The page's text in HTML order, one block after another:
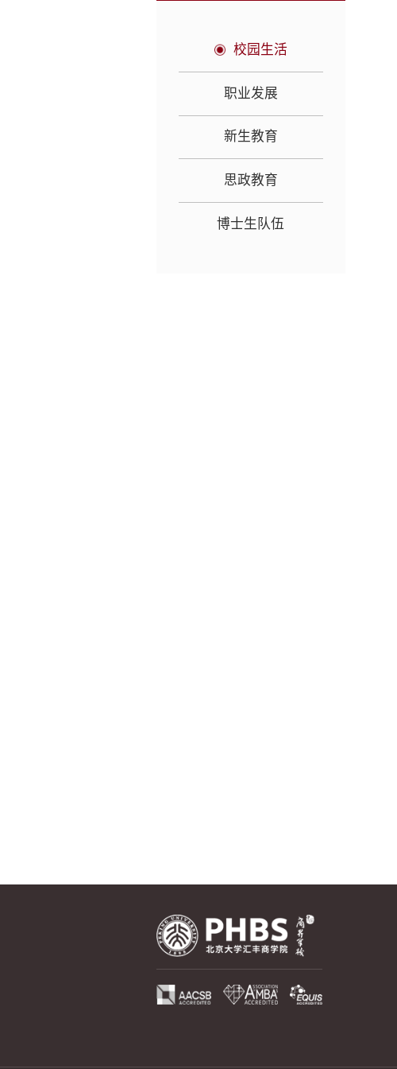
校园生活
职业发展
新生教育
思政教育
博士生队伍